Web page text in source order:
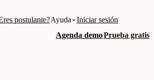
postulante?Ayuda
Iniciar sesión
Agenda demoPrueba gratis